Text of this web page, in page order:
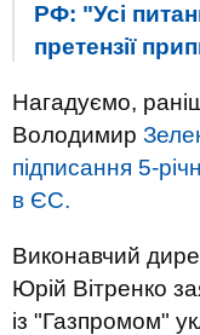
РФ: "Усі
претензії
Нагадуємо,
Володимир
підписання 5-
в ЄС.
Виконавчий
Юрій Вітренко
із "Газпромом"